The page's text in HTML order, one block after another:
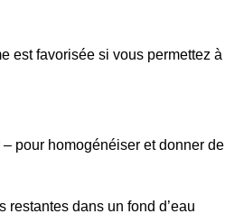
est favorisée si vous permettez
pour homogénéiser et donner
restantes dans un fond d’eau